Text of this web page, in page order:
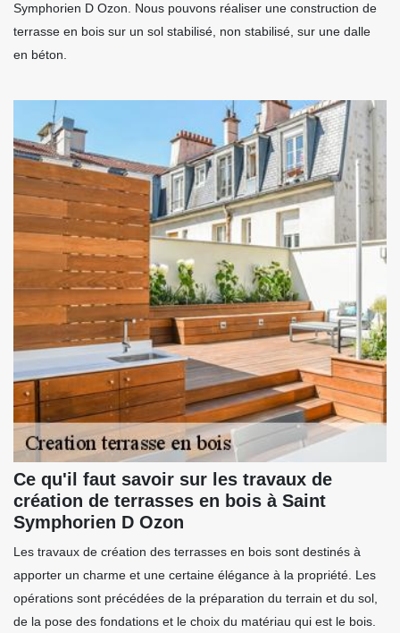
Symphorien D Ozon. Nous pouvons réaliser une construction de
terrasse en bois sur un sol stabilisé, non stabilisé, sur une dalle
en béton.
Ce qu'il faut savoir sur les travaux de
création de terrasses en bois à Saint
Symphorien D Ozon
Les travaux de création des terrasses en bois sont destinés à
apporter un charme et une certaine élégance à la propriété. Les
opérations sont précédées de la préparation du terrain et du sol,
de la pose des fondations et le choix du matériau qui est le bois.